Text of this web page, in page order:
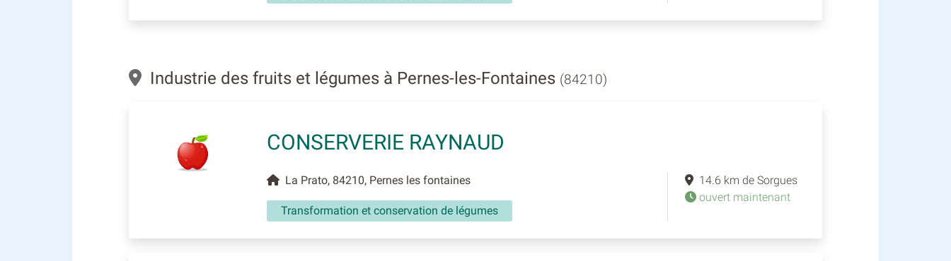
Industrie des fruits et légumes à Pernes-les-Fontaines (84210)
CONSERVERIE RAYNAUD
La Prato, 84210, Pernes les fontaines
Transformation et conservation de légumes
14.6 km de Sorgues
ouvert maintenant